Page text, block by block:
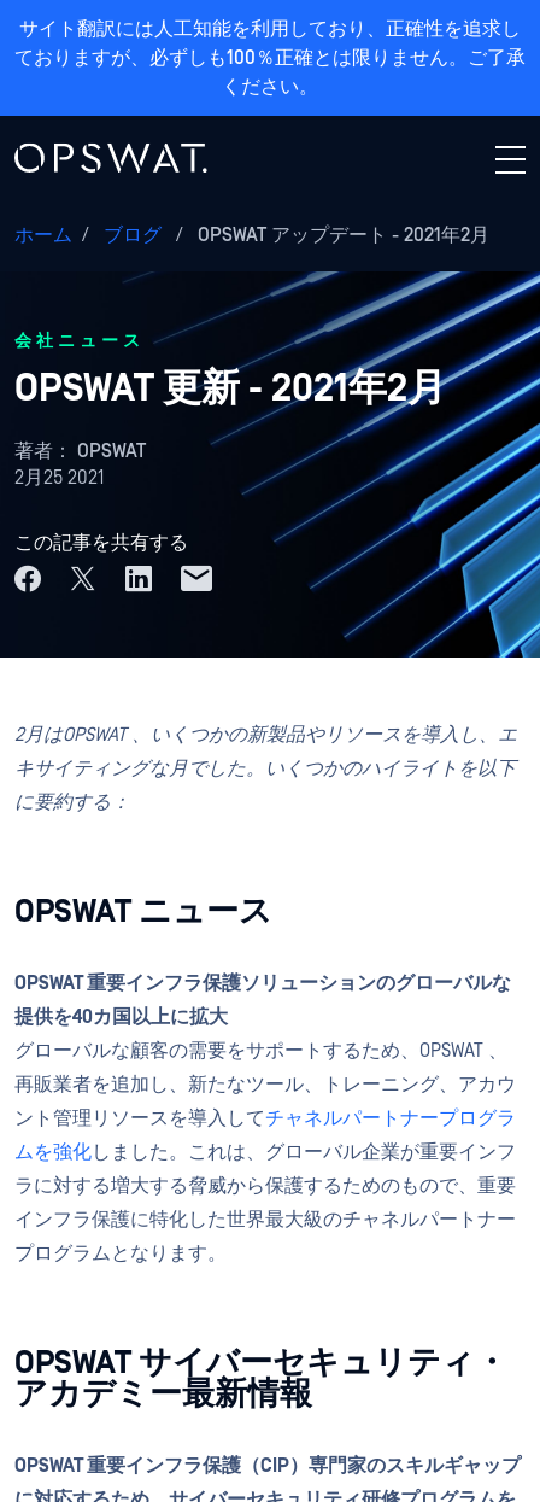
サイト翻訳には人工知能を利用しており、正確性を追求し
ておりますが、必ずしも100％正確とは限りません。ご了承
ください。
ホーム / ブログ / OPSWAT アップデート - 2021年2月
会社ニュース
OPSWAT 更新 - 2021年2月
著者： OPSWAT
2月25 2021
この記事を共有する
2月はOPSWAT 、いくつかの新製品やリソースを導入し、エ
キサイティングな月でした。いくつかのハイライトを以下
に要約する：
OPSWAT ニュース
OPSWAT 重要インフラ保護ソリューションのグローバルな
提供を40カ国以上に拡大
グローバルな顧客の需要をサポートするため、OPSWAT 、
再販業者を追加し、新たなツール、トレーニング、アカウ
ント管理リソースを導入してチャネルパートナープログラ
ムを強化しました。これは、グローバル企業が重要インフ
ラに対する増大する脅威から保護するためのもので、重要
インフラ保護に特化した世界最大級のチャネルパートナー
プログラムとなります。
OPSWAT サイバーセキュリティ・
アカデミー最新情報
OPSWAT 重要インフラ保護（CIP）専門家のスキルギャップ